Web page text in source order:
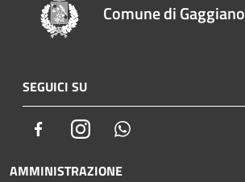
Comune di Gaggiano
SEGUICI SU
FacebookInstagram
AMMINISTRAZIONE